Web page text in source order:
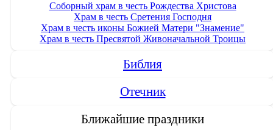
Соборный храм в честь Рождества Христова
Храм в честь Сретения Господня
Храм в честь иконы Божией Матери "Знамение"
Храм в честь Пресвятой Живоначальной Троицы
Библия
Отечник
Ближайшие праздники